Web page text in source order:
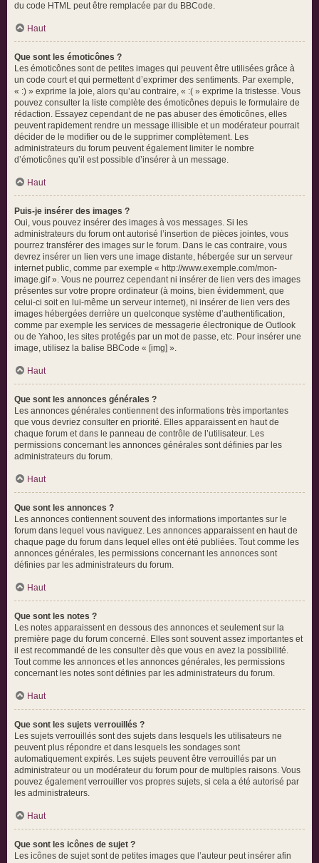
du code HTML peut être remplacée par du BBCode.
Haut
Que sont les émoticônes ?
Les émoticônes sont de petites images qui peuvent être utilisées grâce à
un code court et qui permettent d’exprimer des sentiments. Par exemple,
« :) » exprime la joie, alors qu’au contraire, « :( » exprime la tristesse. Vous
pouvez consulter la liste complète des émoticônes depuis le formulaire de
rédaction. Essayez cependant de ne pas abuser des émoticônes, elles
peuvent rapidement rendre un message illisible et un modérateur pourrait
décider de le modifier ou de le supprimer complètement. Les
administrateurs du forum peuvent également limiter le nombre
d’émoticônes qu’il est possible d’insérer à un message.
Haut
Puis-je insérer des images ?
Oui, vous pouvez insérer des images à vos messages. Si les
administrateurs du forum ont autorisé l’insertion de pièces jointes, vous
pourrez transférer des images sur le forum. Dans le cas contraire, vous
devrez insérer un lien vers une image distante, hébergée sur un serveur
internet public, comme par exemple « http://www.exemple.com/mon-
image.gif ». Vous ne pourrez cependant ni insérer de lien vers des images
présentes sur votre propre ordinateur (à moins, bien évidemment, que
celui-ci soit en lui-même un serveur internet), ni insérer de lien vers des
images hébergées derrière un quelconque système d’authentification,
comme par exemple les services de messagerie électronique de Outlook
ou de Yahoo, les sites protégés par un mot de passe, etc. Pour insérer une
image, utilisez la balise BBCode « [img] ».
Haut
Que sont les annonces générales ?
Les annonces générales contiennent des informations très importantes
que vous devriez consulter en priorité. Elles apparaissent en haut de
chaque forum et dans le panneau de contrôle de l’utilisateur. Les
permissions concernant les annonces générales sont définies par les
administrateurs du forum.
Haut
Que sont les annonces ?
Les annonces contiennent souvent des informations importantes sur le
forum dans lequel vous naviguez. Les annonces apparaissent en haut de
chaque page du forum dans lequel elles ont été publiées. Tout comme les
annonces générales, les permissions concernant les annonces sont
définies par les administrateurs du forum.
Haut
Que sont les notes ?
Les notes apparaissent en dessous des annonces et seulement sur la
première page du forum concerné. Elles sont souvent assez importantes et
il est recommandé de les consulter dès que vous en avez la possibilité.
Tout comme les annonces et les annonces générales, les permissions
concernant les notes sont définies par les administrateurs du forum.
Haut
Que sont les sujets verrouillés ?
Les sujets verrouillés sont des sujets dans lesquels les utilisateurs ne
peuvent plus répondre et dans lesquels les sondages sont
automatiquement expirés. Les sujets peuvent être verrouillés par un
administrateur ou un modérateur du forum pour de multiples raisons. Vous
pouvez également verrouiller vos propres sujets, si cela a été autorisé par
les administrateurs.
Haut
Que sont les icônes de sujet ?
Les icônes de sujet sont de petites images que l’auteur peut insérer afin